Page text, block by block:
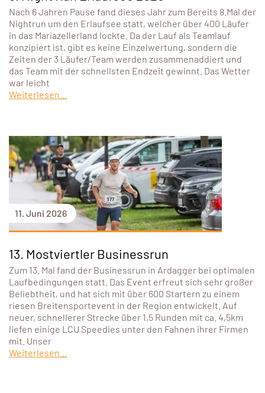
Nach 6 Jahren Pause fand dieses Jahr zum Bereits 8.Mal der
Nightrun um den Erlaufsee statt, welcher über 400 Läufer
in das Mariazellerland lockte. Da der Lauf als Teamlauf
konzipiert ist, gibt es keine Einzelwertung, sondern die
Zeiten der 3 Läufer/Team werden zusammenaddiert und
das Team mit der schnellsten Endzeit gewinnt. Das Wetter
war leicht
Weiterlesen...
11. Juni 2026
13. Mostviertler Businessrun
Zum 13. Mal fand der Businessrun in Ardagger bei optimalen
Laufbedingungen statt. Das Event erfreut sich sehr großer
Beliebtheit, und hat sich mit über 600 Startern zu einem
riesen Breitensportevent in der Region entwickelt. Auf
neuer, schnellerer Strecke über 1,5 Runden mit ca. 4,5km
liefen einige LCU Speedies unter den Fahnen ihrer Firmen
mit. Unser
Weiterlesen...